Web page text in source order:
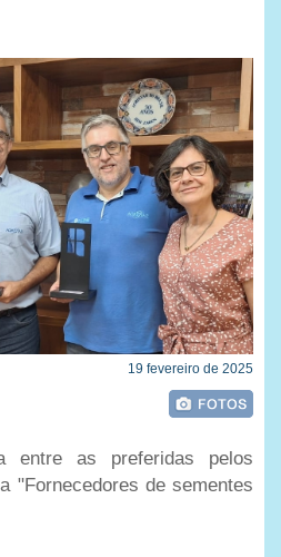
19 fevereiro de 2025
entre as preferidas pelos
"Fornecedores de sementes